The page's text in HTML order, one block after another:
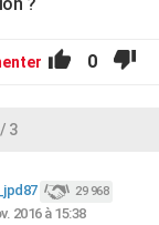
0
3
29 968
2016 à 15:38